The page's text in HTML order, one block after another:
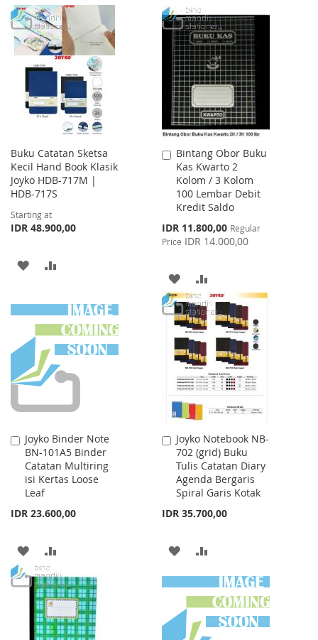
TO
WISH
LIST
TO
COMPARE
TO
WISH
LIST
TO
COMPARE
Buku Catatan Sketsa
Kecil Hand Book Klasik
Joyko HDB-717M |
HDB-717S
Starting at
IDR 48.900,00
ADD
WISH
LIST
COMPARE
Bintang Obor Buku
Kas Kwarto 2
Kolom / 3 Kolom
100 Lembar Debit
Kredit Saldo
Special
Price
IDR 11.800,00 Regular
Price IDR 14.000,00
Add
to
Cart
ADD
TO
WISH
LIST
TO
COMPARE
Joyko Binder Note
BN-101A5 Binder
Catatan Multiring
isi Kertas Loose
Leaf
IDR 23.600,00
Add
to
Cart
ADD
TO
WISH
LIST
TO
COMPARE
Joyko Notebook NB-
702 (grid) Buku
Tulis Catatan Diary
Agenda Bergaris
Spiral Garis Kotak
IDR 35.700,00
Add
to
Cart
ADD
TO
WISH
LIST
TO
COMPARE